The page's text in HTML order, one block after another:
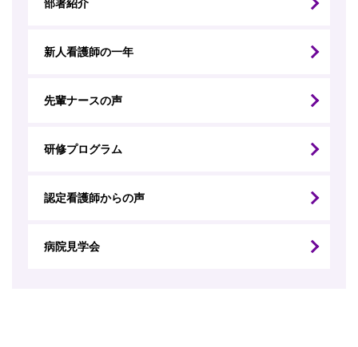
新人看護師の一年
先輩ナースの声
研修プログラム
認定看護師からの声
病院見学会